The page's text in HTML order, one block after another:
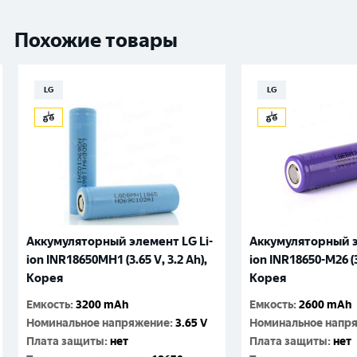
Похожие товары
LG
Аккумуляторный элемент LG Li-
ion INR18650MH1 (3.65 V, 3.2 Аh),
Корея
Емкость:3200 mAh
Номинальное напряжение:3.65 V
Плата защиты:нет
LG
Аккумуляторный
ion INR18650-M26
Корея
Емкость:2600 mAh
Номинальное
Плата защиты:нет